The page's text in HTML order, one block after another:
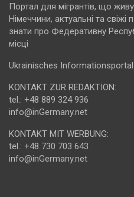
Портал для мігрантів, що
Німеччини, актуальні та
знати про Федеративну
місці
Ukrainisches
KONTAKT ZUR REDAKTION:
tel.: +48 889 324 936
info@inGermany.net
KONTAKT MIT WERBUNG:
tel.: +48 730 703 643
info@inGermany.net